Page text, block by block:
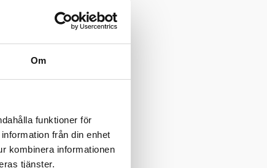
Om
funktioner för
från din enhet
kombinera informationen
tjänster.